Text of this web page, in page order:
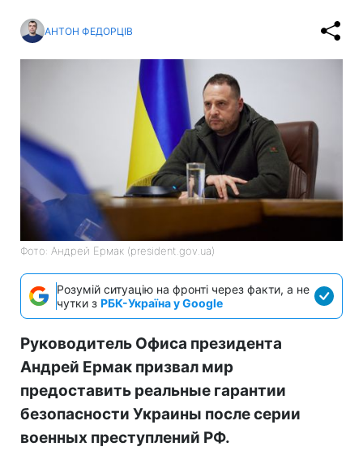
АНТОН ФЕДОРЦІВ
Фото: Андрей Ермак (president.gov.ua)
Розумій ситуацію на фронті через факти, а не
чутки з РБК-Україна у Google
Руководитель Офиса президента
Андрей Ермак призвал мир
предоставить реальные гарантии
безопасности Украины после серии
военных преступлений РФ.